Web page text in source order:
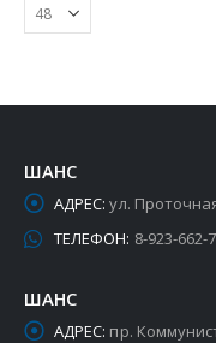
ШАНС
АДРЕС: ул.
ТЕЛЕФОН: 8-923-662-
ШАНС
АДРЕС: пр.